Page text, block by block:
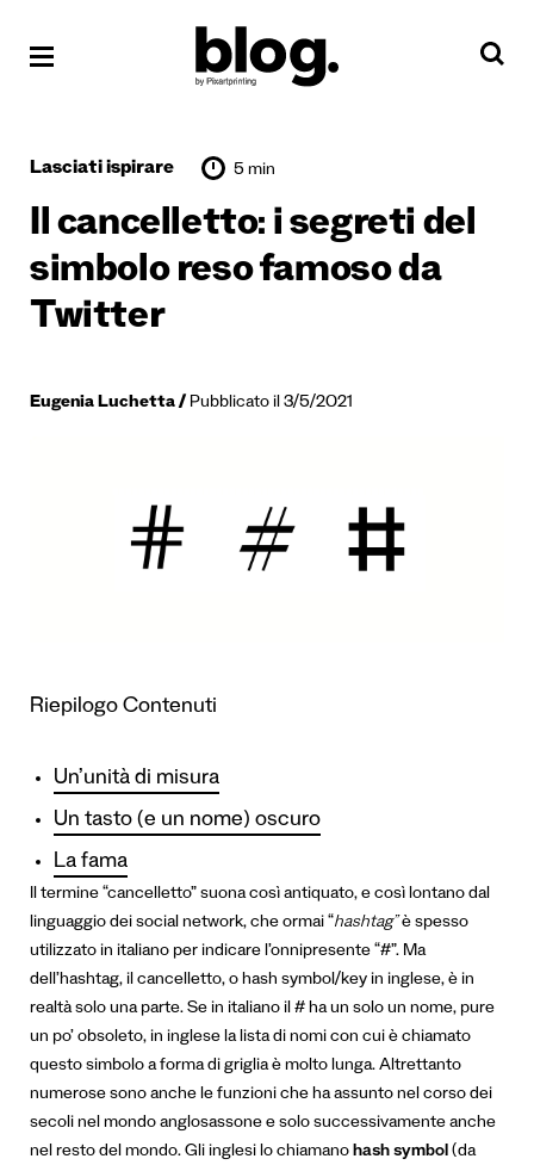
Lasciati ispirare 5 min
Il cancelletto: i segreti del
simbolo reso famoso da
Twitter
Eugenia Luchetta Pubblicato il 3/5/2021
Riepilogo Contenuti
Un’unità di misura
Un tasto (e un nome) oscuro
La fama
Il termine “cancelletto” suona così antiquato, e così lontano dal
linguaggio dei social network, che ormai “hashtag”è spesso
utilizzato in italiano per indicare l’onnipresente “#”. Ma
dell’hashtag, il cancelletto, o hash symbol/key in inglese, è in
realtà solo una parte.Se in italiano il # ha un solo un nome, pure
un po’ obsoleto, in inglese la lista di nomi con cui è chiamato
questo simbolo a forma di griglia è molto lunga. Altrettanto
numerose sono anche le funzioni che ha assunto nel corso dei
secoli nel mondo anglosassone e solo successivamente anche
nel resto del mondo. Gli inglesi lo chiamanohash symbol(da